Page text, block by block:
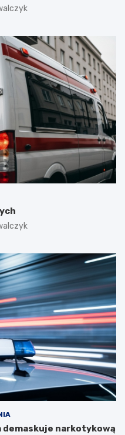
demaskuje narkotykową